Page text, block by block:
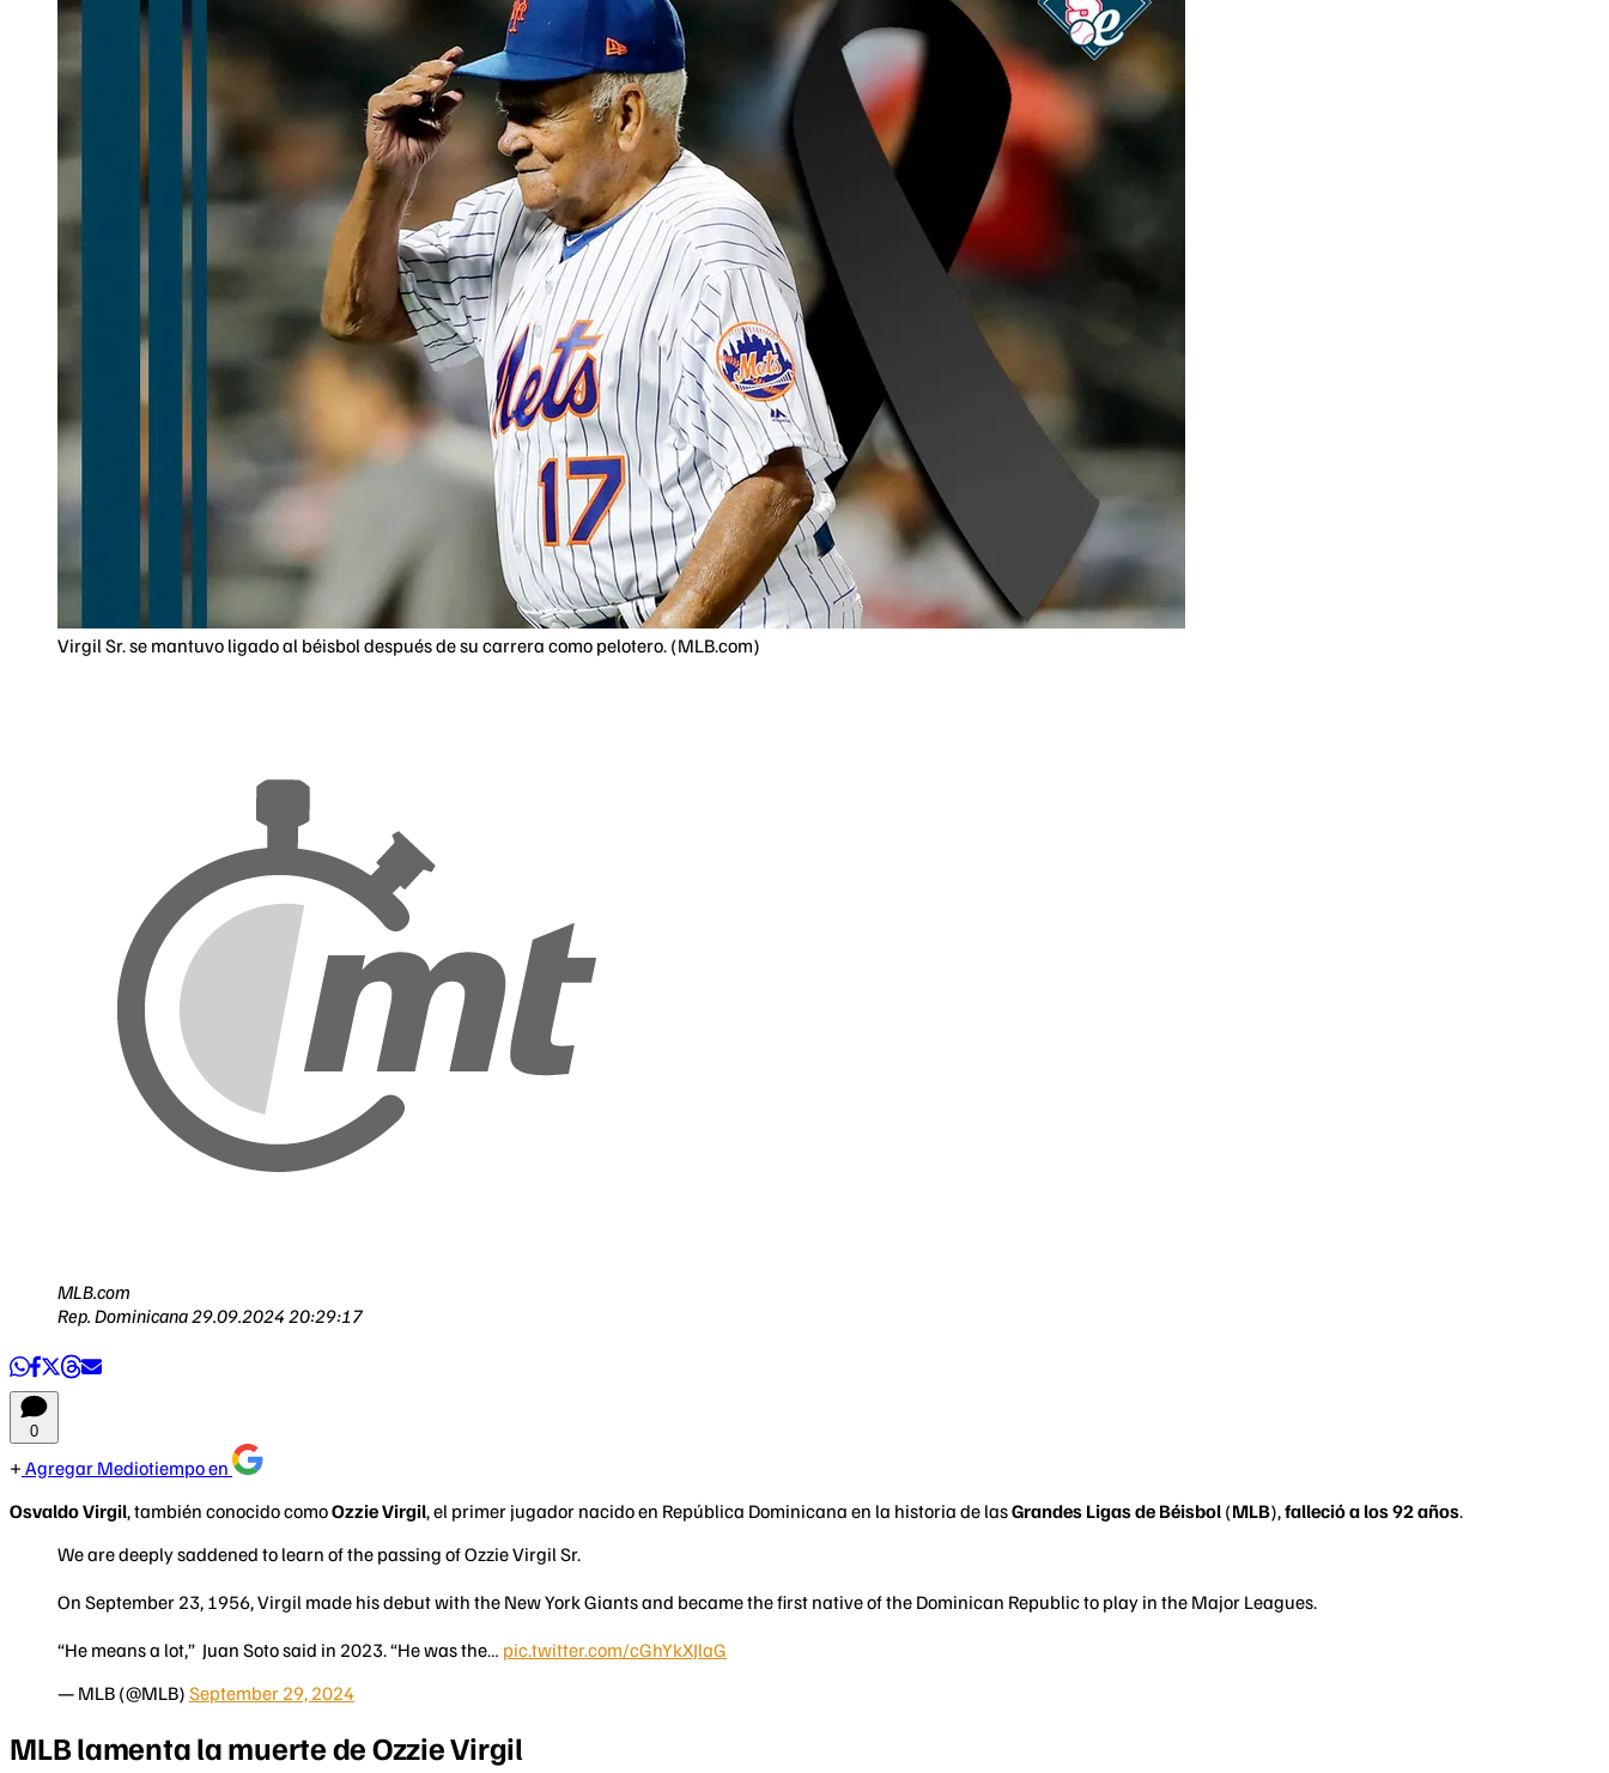
Virgil Sr. se mantuvo ligado al béisbol después de su carrera como pelotero. (MLB.com)
MLB.com
Rep. Dominicana29.09.2024 20:29:17
0
Agregar Mediotiempo en
Osvaldo Virgil, también conocido comoOzzie Virgil, el primer jugador nacido en República Dominicana en la historia de lasGrandes Ligas de Béisbol (MLB),falleció a los 92 años.
We are deeply saddened to learn of the passing of Ozzie Virgil Sr.
On September 23, 1956, Virgil made his debut with the New York Giants and became the first native of the Dominican Republic to play in the Major Leagues.
“He means a lot,” Juan Soto said in 2023. “He was the… pic.twitter.com/cGhYkXJlaG
— MLB (@MLB) September 29, 2024
MLB lamenta la muerte de Ozzie Virgil